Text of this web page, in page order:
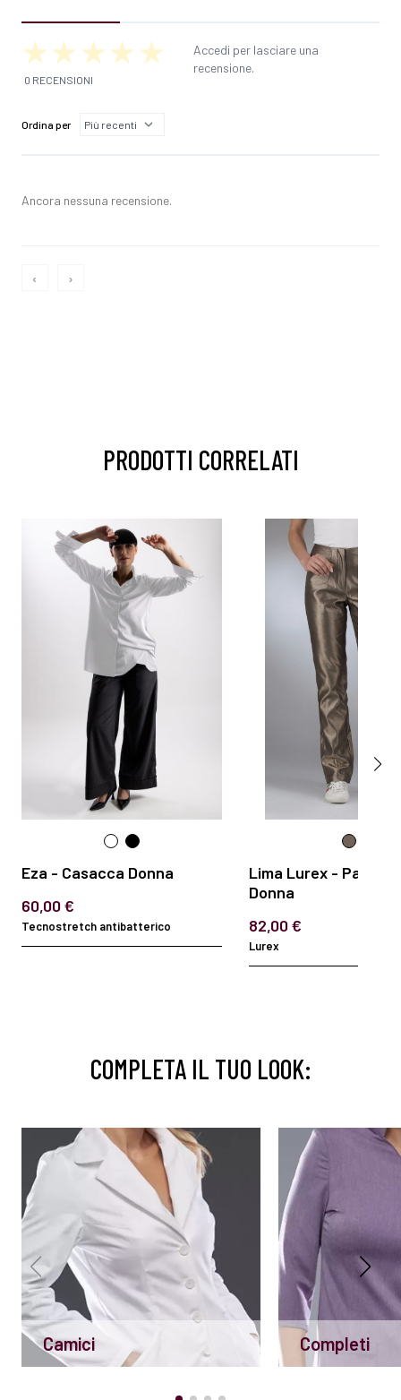
0 RECENSIONI
Accedi per lasciare una
recensione.
Ordina per
Ancora nessuna recensione.
‹ ›
PRODOTTI CORRELATI
Eza - Casacca Donna
60,00 €
Tecnostretch antibatterico
Lima Lurex -
Donna
82,00 €
Lurex
COMPLETA IL TUO LOOK:
Camici Completi